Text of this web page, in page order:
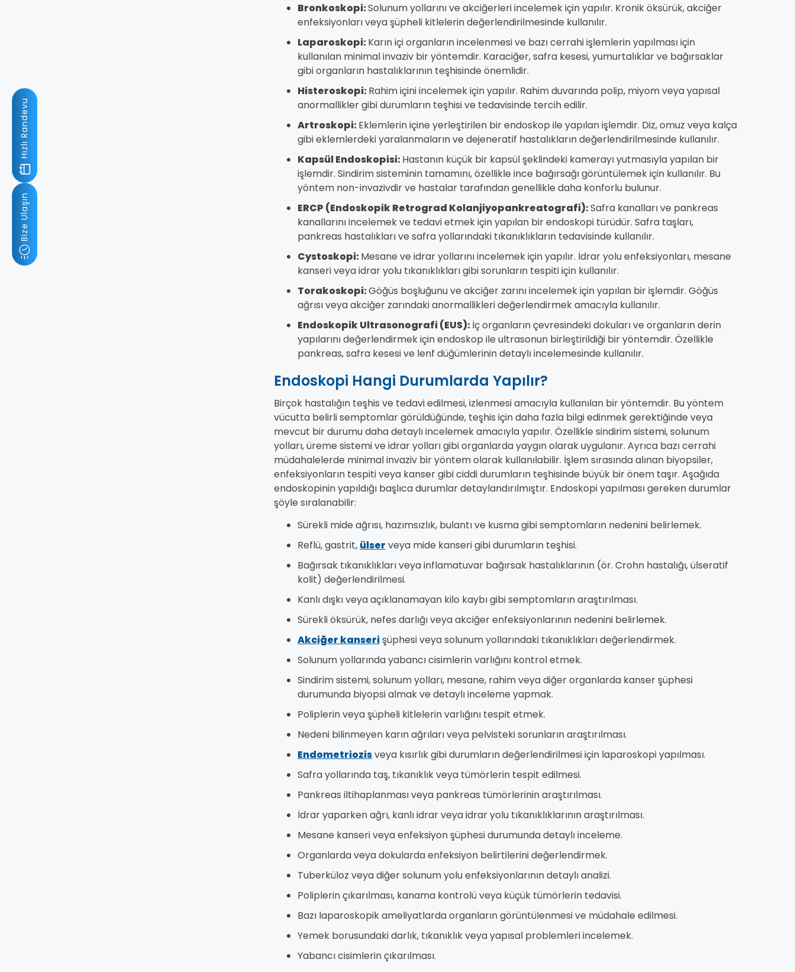
Bronkoskopi:Solunum yollarını ve akciğerleri incelemek için yapılır. Kronik öksürük, akciğer
enfeksiyonları veya şüpheli kitlelerin değerlendirilmesinde kullanılır.
Laparoskopi:Karın içi organların incelenmesi ve bazı cerrahi işlemlerin yapılması için
kullanılan minimal invaziv bir yöntemdir. Karaciğer, safra kesesi, yumurtalıklar ve bağırsaklar
gibi organların hastalıklarının teşhisinde önemlidir.
Histeroskopi:Rahim içini incelemek için yapılır. Rahim duvarında polip, miyom veya yapısal
anormallikler gibi durumların teşhisi ve tedavisinde tercih edilir.
Artroskopi:Eklemlerin içine yerleştirilen bir endoskop ile yapılan işlemdir. Diz, omuz veya kalça
gibi eklemlerdeki yaralanmaların ve dejeneratif hastalıkların değerlendirilmesinde kullanılır.
Kapsül Endoskopisi:Hastanın küçük bir kapsül şeklindeki kamerayı yutmasıyla yapılan bir
işlemdir. Sindirim sisteminin tamamını, özellikle ince bağırsağı görüntülemek için kullanılır. Bu
yöntem non-invazivdir ve hastalar tarafından genellikle daha konforlu bulunur.
ERCP (Endoskopik Retrograd Kolanjiyopankreatografi):Safra kanalları ve pankreas
kanallarını incelemek ve tedavi etmek için yapılan bir endoskopi türüdür. Safra taşları,
pankreas hastalıkları ve safra yollarındaki tıkanıklıkların tedavisinde kullanılır.
Cystoskopi:Mesane ve idrar yollarını incelemek için yapılır. İdrar yolu enfeksiyonları, mesane
kanseri veya idrar yolu tıkanıklıkları gibi sorunların tespiti için kullanılır.
Torakoskopi:Göğüs boşluğunu ve akciğer zarını incelemek için yapılan bir işlemdir. Göğüs
ağrısı veya akciğer zarındaki anormallikleri değerlendirmek amacıyla kullanılır.
Endoskopik Ultrasonografi (EUS):İç organların çevresindeki dokuları ve organların derin
yapılarını değerlendirmek için endoskop ile ultrasonun birleştirildiği bir yöntemdir. Özellikle
pankreas, safra kesesi ve lenf düğümlerinin detaylı incelemesinde kullanılır.
Endoskopi Hangi Durumlarda Yapılır?
Birçok hastalığın teşhis ve tedavi edilmesi, izlenmesi amacıyla kullanılan bir yöntemdir. Bu yöntem
vücutta belirli semptomlar görüldüğünde, teşhis için daha fazla bilgi edinmek gerektiğinde veya
mevcut bir durumu daha detaylı incelemek amacıyla yapılır. Özellikle sindirim sistemi, solunum
yolları, üreme sistemi ve idrar yolları gibi organlarda yaygın olarak uygulanır. Ayrıca bazı cerrahi
müdahalelerde minimal invaziv bir yöntem olarak kullanılabilir. İşlem sırasında alınan biyopsiler,
enfeksiyonların tespiti veya kanser gibi ciddi durumların teşhisinde büyük bir önem taşır. Aşağıda
endoskopinin yapıldığı başlıca durumlar detaylandırılmıştır. Endoskopi yapılması gereken durumlar
şöyle sıralanabilir:
Sürekli mide ağrısı, hazımsızlık, bulantı ve kusma gibi semptomların nedenini belirlemek.
Reflü, gastrit, ülser veya mide kanseri gibi durumların teşhisi.
Bağırsak tıkanıklıkları veya inflamatuvar bağırsak hastalıklarının (ör. Crohn hastalığı, ülseratif
kolit) değerlendirilmesi.
Kanlı dışkı veya açıklanamayan kilo kaybı gibi semptomların araştırılması.
Sürekli öksürük, nefes darlığı veya akciğer enfeksiyonlarının nedenini belirlemek.
Akciğer kanserişüphesi veya solunum yollarındaki tıkanıklıkları değerlendirmek.
Solunum yollarında yabancı cisimlerin varlığını kontrol etmek.
Sindirim sistemi, solunum yolları, mesane, rahim veya diğer organlarda kanser şüphesi
durumunda biyopsi almak ve detaylı inceleme yapmak.
Poliplerin veya şüpheli kitlelerin varlığını tespit etmek.
Nedeni bilinmeyen karın ağrıları veya pelvisteki sorunların araştırılması.
Endometriozisveya kısırlık gibi durumların değerlendirilmesi için laparoskopi yapılması.
Safra yollarında taş, tıkanıklık veya tümörlerin tespit edilmesi.
Pankreas iltihaplanması veya pankreas tümörlerinin araştırılması.
İdrar yaparken ağrı, kanlı idrar veya idrar yolu tıkanıklıklarının araştırılması.
Mesane kanseri veya enfeksiyon şüphesi durumunda detaylı inceleme.
Organlarda veya dokularda enfeksiyon belirtilerini değerlendirmek.
Tuberküloz veya diğer solunum yolu enfeksiyonlarının detaylı analizi.
Poliplerin çıkarılması, kanama kontrolü veya küçük tümörlerin tedavisi.
Bazı laparoskopik ameliyatlarda organların görüntülenmesi ve müdahale edilmesi.
Yemek borusundaki darlık, tıkanıklık veya yapısal problemleri incelemek.
Yabancı cisimlerin çıkarılması.
Hızlı Randevu
Bize Ulaşın